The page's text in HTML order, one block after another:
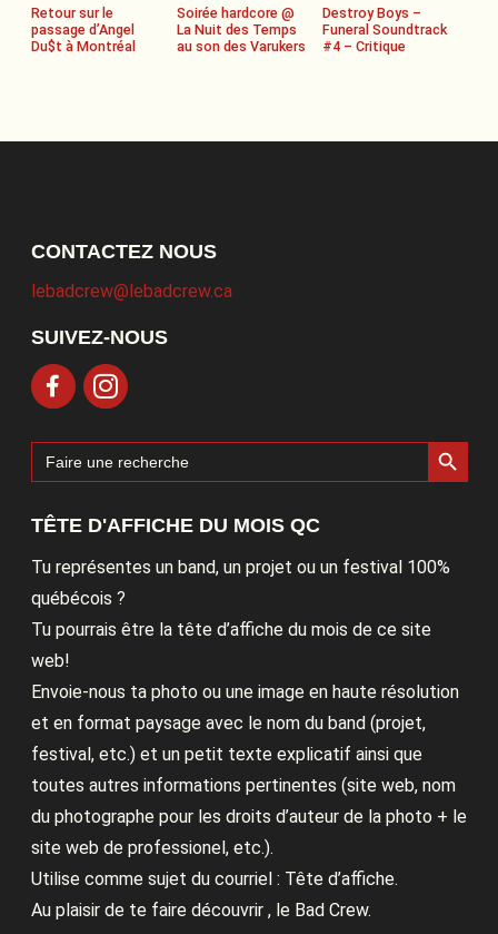
Retour sur le
passage d’Angel
Du$t à Montréal
Soirée hardcore @
La Nuit des Temps
au son des Varukers
Destroy Boys –
Funeral Soundtrack
#4 – Critique
CONTACTEZ NOUS
lebadcrew@lebadcrew.ca
SUIVEZ-NOUS
Search
for:
Search Button
TÊTE D'AFFICHE DU MOIS QC
Tu représentes un band, un projet ou un festival 100%
québécois ?
Tu pourrais être la tête d’affiche du mois de ce site
web!
Envoie-nous ta photo ou une image en haute résolution
et en format paysage avec le nom du band (projet,
festival, etc.) et un petit texte explicatif ainsi que
toutes autres informations pertinentes (site web, nom
du photographe pour les droits d’auteur de la photo + le
site web de professionel, etc.).
Utilise comme sujet du courriel : Tête d’affiche.
Au plaisir de te faire découvrir , le Bad Crew.